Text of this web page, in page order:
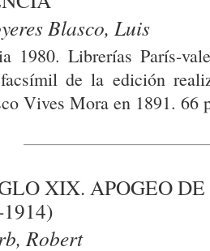
Blasco, Luis
1980. Librerías París-
de la edición
Vives Mora en 1891. 66
XIX. APOGEO
Robert